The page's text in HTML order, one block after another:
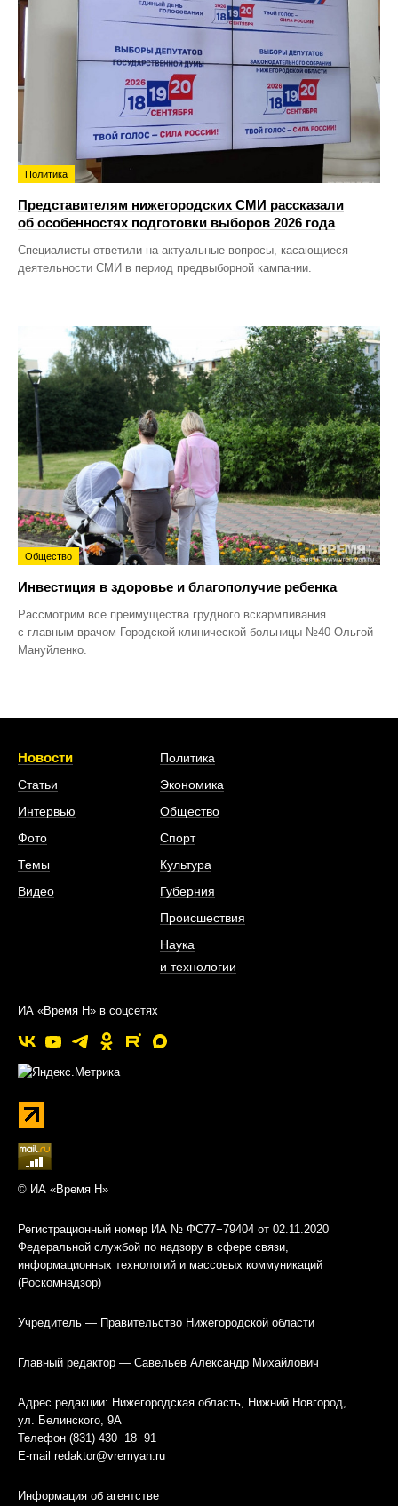
Политика
Представителям нижегородских СМИ рассказали
об особенностях подготовки выборов 2026 года
Специалисты ответили на актуальные вопросы, касающиеся
деятельности СМИ в период предвыборной кампании.
Общество
Инвестиция в здоровье и благополучие ребенка
Рассмотрим все преимущества грудного вскармливания
с главным врачом Городской клинической больницы №40 Ольгой
Мануйленко.
Новости
Статьи
Интервью
Фото
Темы
Видео
Политика
Экономика
Общество
Спорт
Культура
Губерния
Происшествия
Наука
и технологии
ИА «Время Н» в соцсетях
© ИА «Время Н»
Регистрационный номер ИА № ФС77−79404 от 02.11.2020
Федеральной службой по надзору в сфере связи,
информационных технологий и массовых коммуникаций
(Роскомнадзор)
Учредитель — Правительство Нижегородской области
Главный редактор — Савельев Александр Михайлович
Адрес редакции: Нижегородская область, Нижний Новгород,
ул. Белинского, 9А
Телефон (831) 430−18−91
E-mail redaktor@vremyan.ru
Информация об агентстве